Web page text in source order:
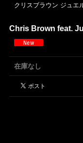
クリスブラウン ジュエ
Chris Brown feat.
在庫なし